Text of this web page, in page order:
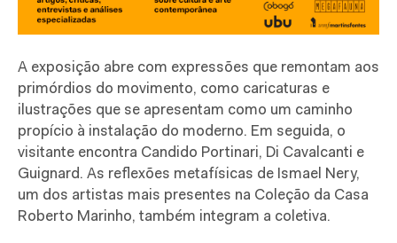
A exposição abre com expressões que remontam aos
primórdios do movimento, como caricaturas e
ilustrações que se apresentam como um caminho
propício à instalação do moderno. Em seguida, o
visitante encontra Candido Portinari, Di Cavalcanti e
Guignard. As reflexões metafísicas de Ismael Nery,
um dos artistas mais presentes na Coleção da Casa
Roberto Marinho, também integram a coletiva.